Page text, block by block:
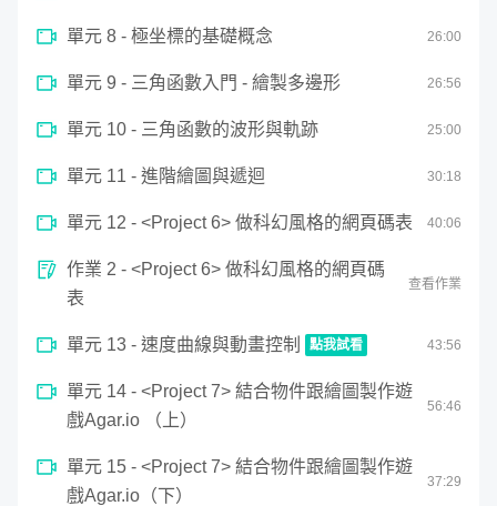
第三階段：UI 原理實作與 Canvas 運算
藝術
網頁中可能性最大的領域－Canvas，雖然顧名思義是畫
布，實際上卻是需要靠自己運算，撰寫顯示的邏輯。這可不
單元 8 - 極坐標的基礎概念 26:00
單元 9 - 三角函數入門 - 繪製多邊形 26:56
單元 10 - 三角函數的波形與軌跡 25:00
單元 11 - 進階繪圖與遞迴 30:18
單元 12 - <Project 6> 做科幻風格的網頁碼表 40:06
作業 2 - <Project 6> 做科幻風格的網頁碼
表
查看作業
單元 13 - 速度曲線與動畫控制 點我試看 43:56
速度曲線與動畫控制
seconds
seconds
單元 14 - <Project 7> 結合物件跟繪圖製作遊
戲Agar.io （上）
56:46
單元 15 - <Project 7> 結合物件跟繪圖製作遊
戲Agar.io（下）
37:29